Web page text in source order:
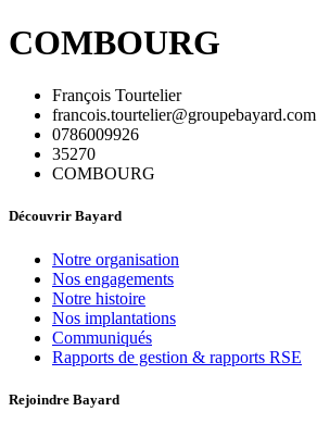
COMBOURG
François Tourtelier
francois.tourtelier@groupebayard.com
0786009926
35270
COMBOURG
Découvrir Bayard
Notre organisation
Nos engagements
Notre histoire
Nos implantations
Communiqués
Rapports de gestion & rapports RSE
Rejoindre Bayard